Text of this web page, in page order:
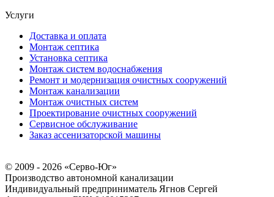
Услуги
Доставка и оплата
Монтаж септика
Установка септика
Монтаж систем водоснабжения
Ремонт и модернизация очистных сооружений
Монтаж канализации
Монтаж очистных систем
Проектирование очистных сооружений
Сервисное обслуживание
Заказ ассенизаторской машины
© 2009 - 2026 «Серво-Юг»
Производство автономной канализации
Индивидуальный предприниматель Ягнов Сергей